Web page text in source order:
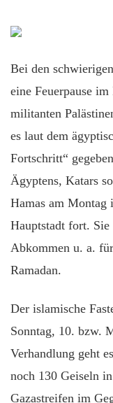
Bei den
eine Feuerpause
militanten
es laut dem
Fortschritt“
Ägyptens, Katars
Hamas am Montag
Hauptstadt fort. Sie
Abkommen u. a.
Ramadan.
Der islamische
Sonntag, 10. bzw.
Verhandlung geht
noch 130 Geiseln
Gazastreifen im